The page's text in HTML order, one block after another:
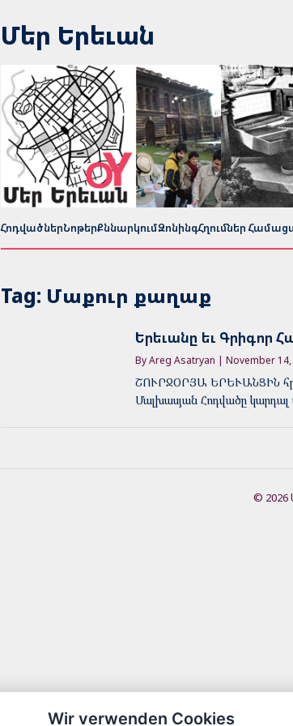
Մեր Երեւան
ՀոդվածներՆոթերՔննարկումԶոնինգՀղումներ
Tag: Մաքուր քաղաք
Երեւանը եւ Գրիգոր
By Areg Asatryan | November 14,
ՇՈՒՐՋՕՐՅԱ ԵՐԵՒԱՆՑԻՆ
Մալխասյան Հոդվածը կարդալ
© 2026
Wir verwenden Cookies